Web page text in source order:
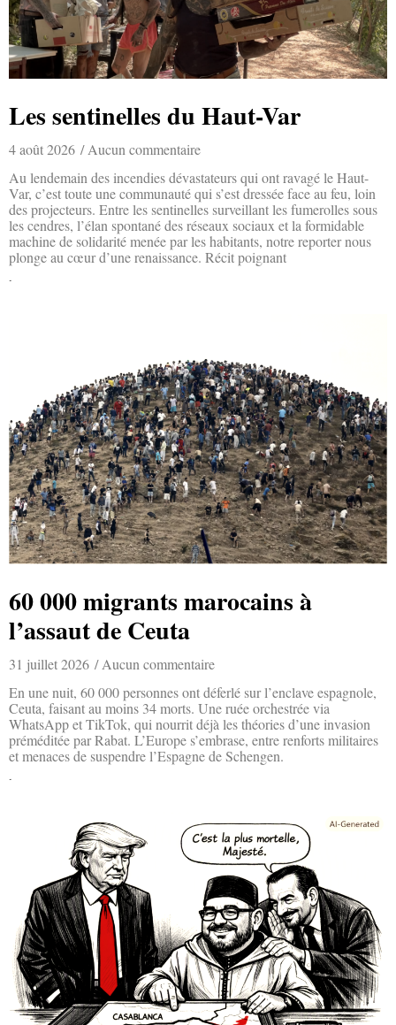
Les sentinelles du Haut-Var
4 août 2026
Aucun commentaire
Au lendemain des incendies dévastateurs qui ont ravagé le Haut-
Var, c’est toute une communauté qui s’est dressée face au feu, loin
des projecteurs. Entre les sentinelles surveillant les fumerolles sous
les cendres, l’élan spontané des réseaux sociaux et la formidable
machine de solidarité menée par les habitants, notre reporter nous
plonge au cœur d’une renaissance. Récit poignant
60 000 migrants marocains à
l’assaut de Ceuta
31 juillet 2026
Aucun commentaire
En une nuit, 60 000 personnes ont déferlé sur l’enclave espagnole,
Ceuta, faisant au moins 34 morts. Une ruée orchestrée via
WhatsApp et TikTok, qui nourrit déjà les théories d’une invasion
préméditée par Rabat. L’Europe s’embrase, entre renforts militaires
et menaces de suspendre l’Espagne de Schengen.